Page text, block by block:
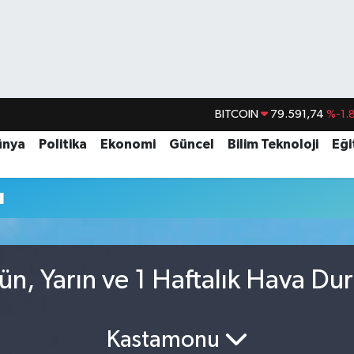
BITCOIN 79.591,74 %-
DOLAR 45,43620
Politika Ekonomi Güncel Bilim Teknoloji
Yarın ve 1 Haftalık Hava
Kastamonu